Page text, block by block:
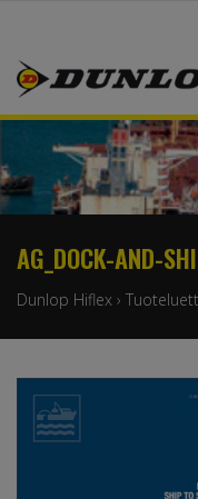
AG_DOCK-AND-
Dunlop Hiflex ›